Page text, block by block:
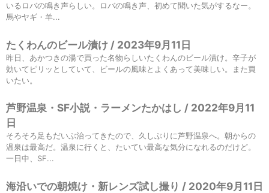
いるロバの鳴き声らしい。ロバの鳴き声、初めて聞いた気がするなー。
馬やヤギ・羊...
たくわんのビール漬け / 2023年9月11日
昨日、あかつきの湯で買った名物らしいたくわんのビール漬け。辛子が
効いてピリッとしていて、ビールの風味とよくあって美味しい。また買
いたい。
芦野温泉・SF小説・ラーメンたかはし / 2022年9月11
日
そろそろ足もだいぶ治ってきたので、久しぶりに芦野温泉へ。朝からの
温泉は最高だ。温泉に行くと、たいてい最高な気分になれるのだけど。
一日中、SF...
海沿いでの朝焼け・新レンズ試し撮り / 2020年9月11日